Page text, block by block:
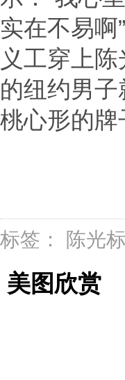
实在不易
义工穿上
的纽约男
桃心形的牌
标签： 陈光标
美图欣赏